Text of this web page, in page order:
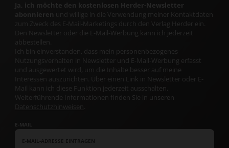
Ja, ich möchte den kostenlosen Herder-Newsletter
abonnieren und willige in die Verwendung meiner Kontaktdaten
zum Zweck des E-Mail-Marketings durch den Verlag Herder ein.
Den Newsletter oder die E-Mail-Werbung kann ich jederzeit
abbestellen.
Ich bin einverstanden, dass mein personenbezogenes
Nutzungsverhalten in Newsletter und E-Mail-Werbung erfasst
und ausgewertet wird, um die Inhalte besser auf meine
Interessen auszurichten. Über einen Link in Newsletter oder E-
Mail kann ich diese Funktion jederzeit ausschalten.
Weiterführende Informationen finden Sie in unseren
Datenschutzhinweisen
E-MAIL